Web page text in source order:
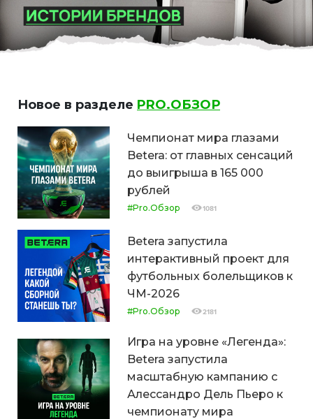
Новое в разделе PRO.ОБЗОР
Чемпионат мира глазами
Betera: от главных сенсаций
до выигрыша в 165 000
рублей
#Pro.Обзор 1081
Betera запустила
интерактивный проект для
футбольных болельщиков к
ЧМ-2026
#Pro.Обзор 2181
Игра на уровне «Легенда»:
Betera запустила
масштабную кампанию с
Алессандро Дель Пьеро к
чемпионату мира